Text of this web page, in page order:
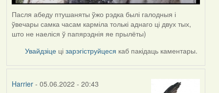
Пасля абеду птушаняты ўжо рэдка былі галодныя і
ўвечары самка часам карміла толькі аднаго ці двух тых,
што не наеліся ў папярэднія яе прылёты)
Увайдзіце цізарэгіструйцеся каб пакідаць каментары.
Harrier- 05.06.2022 - 20:43